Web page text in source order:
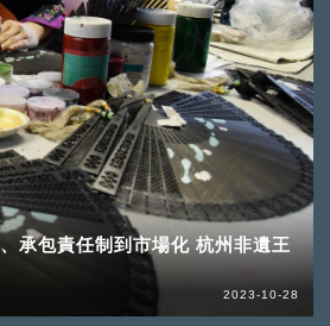
承包責任制到市場化 杭州非遺王
2023-10-28